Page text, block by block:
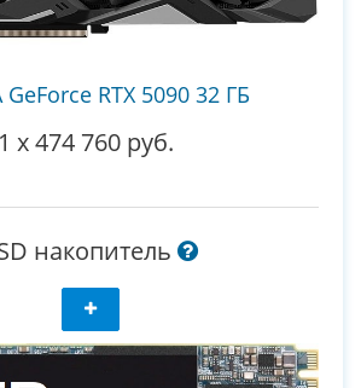
GeForce RTX 5090 32 ГБ
1 x474 760 руб.
накопитель